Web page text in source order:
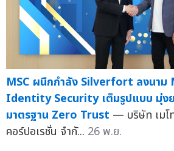
MSC ผนึกกำลัง Silverfort ลงนาม
Identity Security เต็มรูปแบบ มุ่ง
มาตรฐาน Zero Trust — บริษัท เมโ
คอร์ปอเรชั่น จำกั... 26 พ.ย.